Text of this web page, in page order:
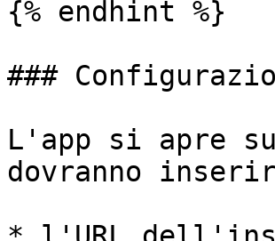
{% endhint %}
###
L'app si apre
dovranno